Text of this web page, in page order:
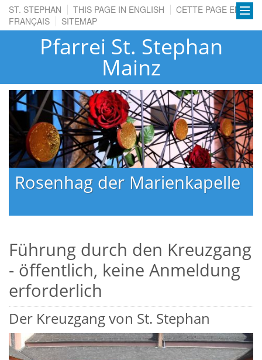
ST. STEPHAN THIS PAGE IN ENGLISH
CETTE PAGE EN
FRANÇAIS
SITEMAP
Pfarrei St. Stephan
Mainz
Rosenhag der Marienkapelle
Führung durch den Kreuzgang
- öffentlich, keine Anmeldung
erforderlich
Der Kreuzgang von St. Stephan